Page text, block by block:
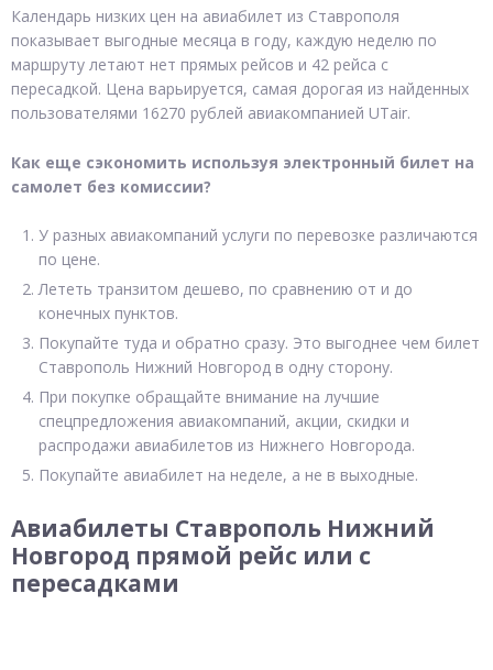
Календарь низких цен на авиабилет из Ставрополя
показывает выгодные месяца в году, каждую неделю по
маршруту летают нет прямых рейсов и 42 рейса с
пересадкой. Цена варьируется, самая дорогая из найденных
пользователями 16270 рублей авиакомпанией UTair.
Как еще сэкономить используя электронный билет на
самолет без комиссии?
У разных авиакомпаний услуги по перевозке различаются
по цене.
Лететь транзитом дешево, по сравнению от и до
конечных пунктов.
Покупайте туда и обратно сразу. Это выгоднее чем билет
Ставрополь Нижний Новгород в одну сторону.
При покупке обращайте внимание на лучшие
спецпредложения авиакомпаний, акции, скидки и
распродажи авиабилетов из Нижнего Новгорода.
Покупайте авиабилет на неделе, а не в выходные.
Авиабилеты Ставрополь Нижний
Новгород прямой рейс или с
пересадками